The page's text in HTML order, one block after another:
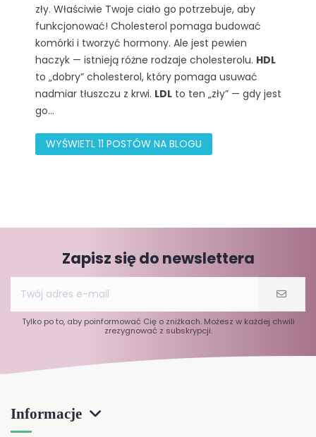
zły. Właściwie Twoje ciało go potrzebuje, aby
funkcjonować! Cholesterol pomaga budować
komórki i tworzyć hormony. Ale jest pewien
haczyk — istnieją różne rodzaje cholesterolu. HDL
to „dobry” cholesterol, który pomaga usuwać
nadmiar tłuszczu z krwi. LDLto ten „zły” — gdy jest
go...
WYŚWIETL 11 POSTÓW NA BLOGU
Zapisz się do newslettera
Tylko po to, aby poinformować Cię o zniżkach. Możesz w każdej chwili
zrezygnować z subskrypcji.
Informacje